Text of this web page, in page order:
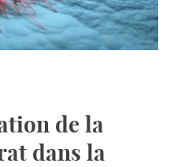
de la
dans la